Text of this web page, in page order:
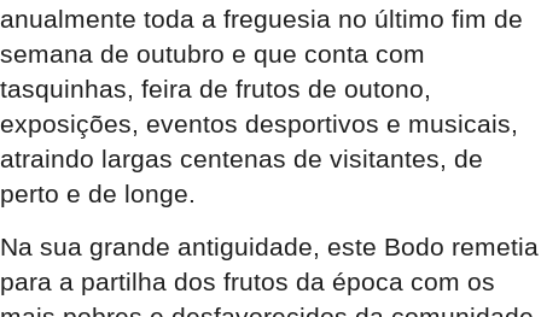
anualmente toda a freguesia no último fim de
semana de outubro e que conta com
tasquinhas, feira de frutos de outono,
exposições, eventos desportivos e musicais,
atraindo largas centenas de visitantes, de
perto e de longe.
Na sua grande antiguidade, este Bodo remetia
para a partilha dos frutos da época com os